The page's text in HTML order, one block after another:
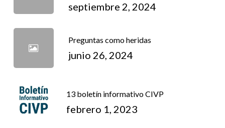
septiembre 2, 2024
Preguntas como heridas
junio 26, 2024
13 boletín informativo CIVP
febrero 1, 2023